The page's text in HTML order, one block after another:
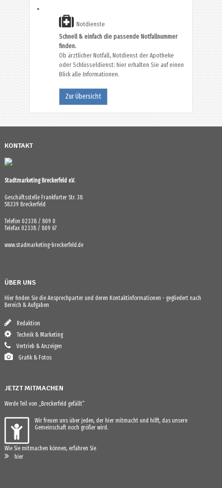
Notdienste
Schnell & einfach die passende Notfallnummer
finden.
Ob ärztlicher Notfall, Notdienst der Apotheke
oder Schlüsseldienst: hier erhalten Sie auf einen
Blick alle Informationen.
Zur Übersicht
KONTAKT
Stadtmarketing Breckerfeld e.V.
Geschäftsstelle Frankfurter Str. 38
58339 Breckerfeld
Telefon 02338 / 809 0
Telefax 02338 / 809 67
www.stadmarketing-breckerfeld.de
ÜBER UNS
Hier finden Sie die Ansprechparter und deren Kontaktinformationen - gegliedert nach
Bereich & Aufgaben
Redaktion
Technik & Marketing
Vertrieb & Anzeigen
Grafik & Fotos
JETZT MITMACHEN
Werde Teil von „Breckerfeld gefällt“
Wir freuen uns über jeden, der hier mitmacht und hilft, das unsere
Gemeinschaft noch größer wird.
Wie Sie mitmachen können, erfahren Sie
hier